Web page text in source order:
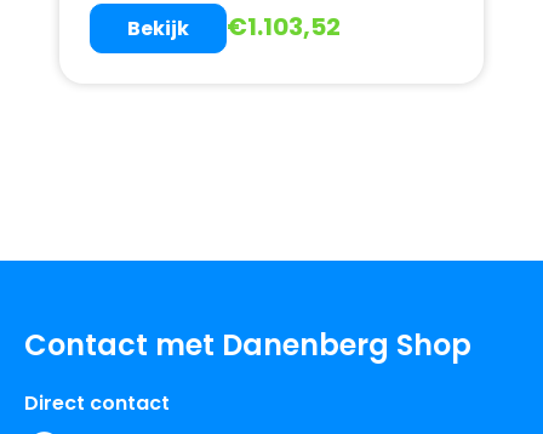
€1.103,52
Bekijk
Contact met Danenberg Shop
Direct contact